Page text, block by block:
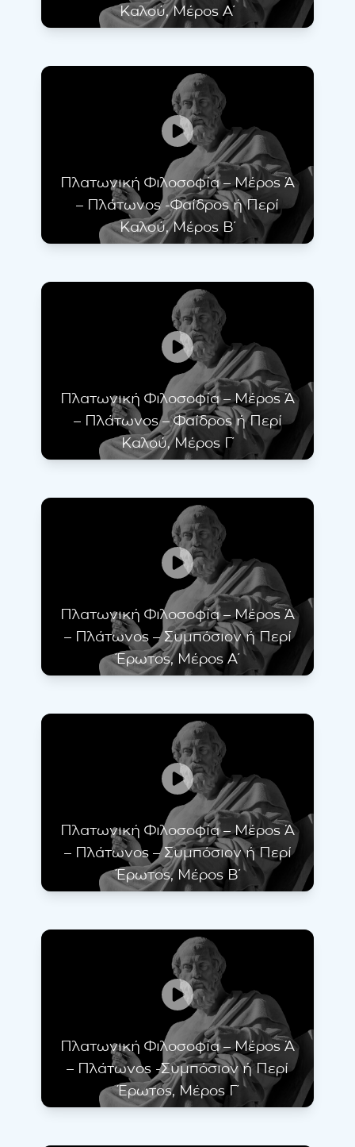
Καλού, Μέρος Α΄
Πλατωνική Φιλοσοφία – Μέρος Ά
– Πλάτωνος -Φαίδρος ή Περί
Καλού, Μέρος Β΄
Πλατωνική Φιλοσοφία – Μέρος Ά
– Πλάτωνος – Φαίδρος ή Περί
Καλού, Μέρος Γ΄
Πλατωνική Φιλοσοφία – Μέρος Ά
– Πλάτωνος – Συμπόσιον ή Περί
Έρωτος, Μέρος Α΄
Πλατωνική Φιλοσοφία – Μέρος Ά
– Πλάτωνος – Συμπόσιον ή Περί
Έρωτος, Μέρος Β΄
Πλατωνική Φιλοσοφία – Μέρος Ά
– Πλάτωνος -Συμπόσιον ή Περί
Έρωτος, Μέρος Γ΄